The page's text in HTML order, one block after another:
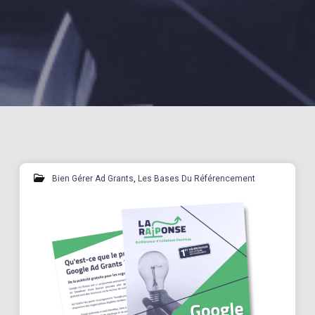
Bien Gérer Ad Grants, Les Bases Du Référencement